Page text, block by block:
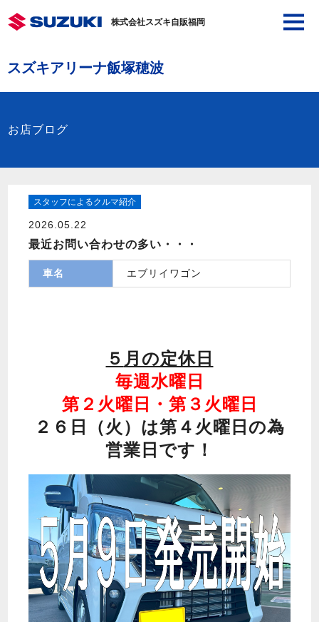
株式会社スズキ自販福岡
スズキアリーナ飯塚穂波
お店ブログ
スタッフによるクルマ紹介
2026.05.22
最近お問い合わせの多い・・・
車名 エブリイワゴン
５ 月の定休日
毎週水曜日
第２火曜日・第３火曜日
２６日（火）は第４火曜日の為
営業日です！